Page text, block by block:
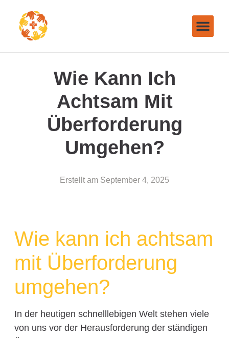
Wie Kann Ich
Achtsam Mit
Überforderung
Umgehen?
Erstellt am September 4, 2025
Wie kann ich achtsam
mit Überforderung
umgehen?
In der heutigen schnelllebigen Welt stehen viele
von uns vor der Herausforderung der ständigen